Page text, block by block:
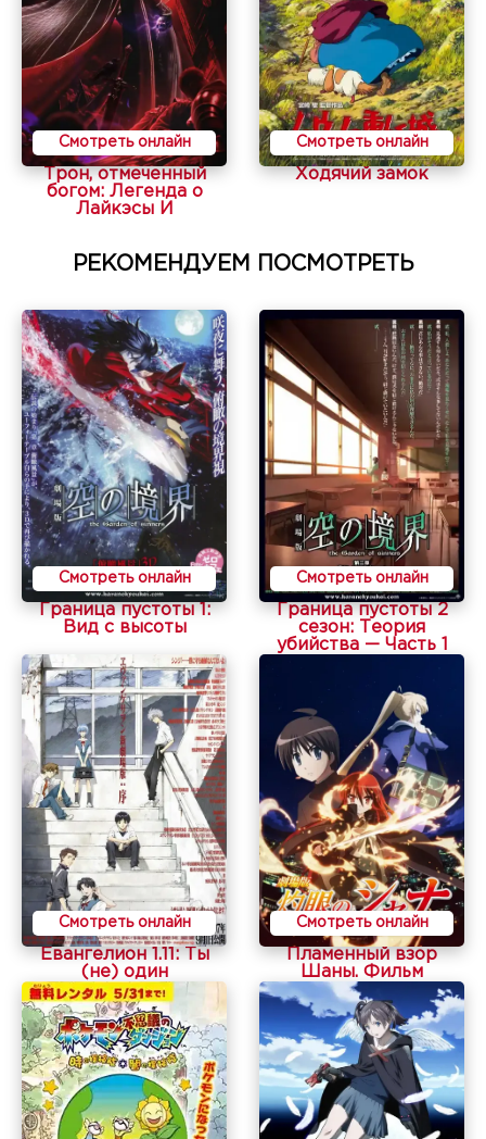
Смотреть онлайн
Трон, отмеченный
богом: Легенда о
Лайкэсы И
Смотреть онлайн
Ходячий замок
РЕКОМЕНДУЕМ ПОСМОТРЕТЬ
Смотреть онлайн
Граница пустоты 1:
Вид с высоты
Смотреть онлайн
Граница пустоты 2
сезон: Теория
убийства — Часть 1
Смотреть онлайн
Евангелион 1.11: Ты
(не) один
Смотреть онлайн
Пламенный взор
Шаны. Фильм